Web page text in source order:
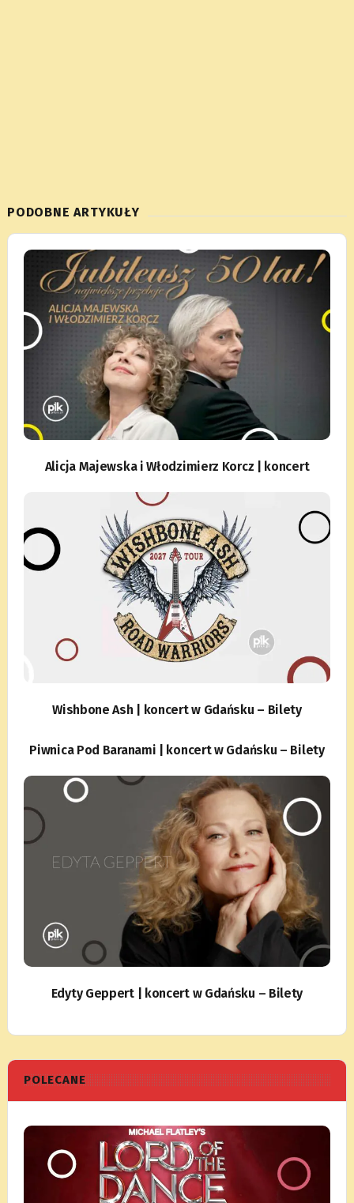
PODOBNE ARTYKUŁY
Alicja Majewska i Włodzimierz Korcz | koncert
Wishbone Ash | koncert w Gdańsku – Bilety
Piwnica Pod Baranami | koncert w Gdańsku – Bilety
Edyty Geppert | koncert w Gdańsku – Bilety
POLECANE